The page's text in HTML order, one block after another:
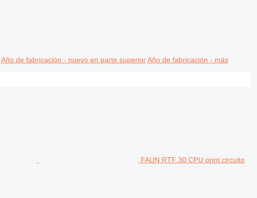
Año de fabricación - nuevo en parte superior Año de fabricación - más
FAUN RTF 30 CPU print circuito